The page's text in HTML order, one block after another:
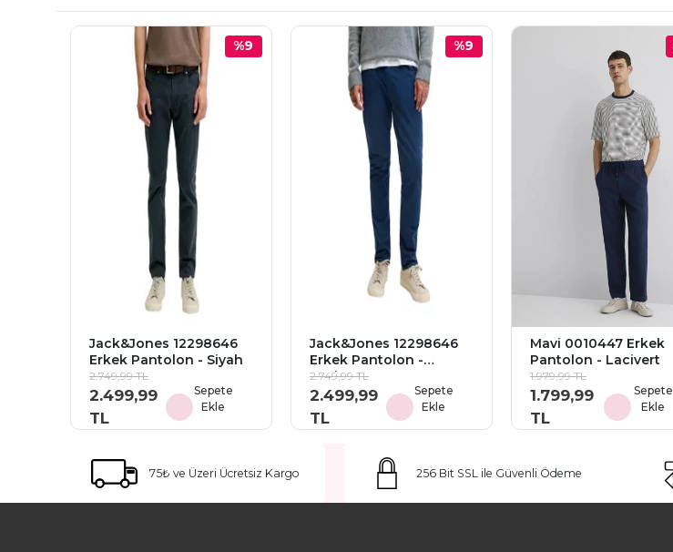
%9
Jack&Jones 12298646
Erkek Pantolon - Siyah
2.749,99 TL
2.499,99
TL
Sepete
Ekle
%9
Jack&Jones 12298646
Erkek Pantolon -
Lacivert
2.749,99 TL
2.499,99
TL
Sepete
Ekle
Mavi 0010447 Erkek
Pantolon - Lacivert
1.979,99 TL
1.799,99
TL
Sepete
Ekle
75₺ ve Üzeri Ücretsiz Kargo 256 Bit SSL ile Güvenli Ödeme